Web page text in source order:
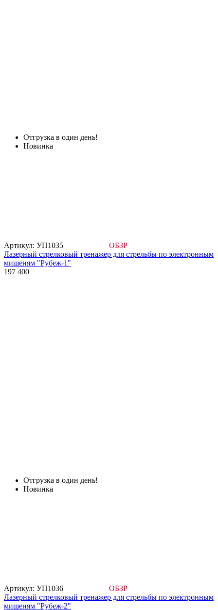
Отгрузка в один день!
Новинка
Артикул: УП1035
ОБЗР
Лазерный стрелковый тренажер для стрельбы по электронным
мишеням "Рубеж-1"
197 400
Отгрузка в один день!
Новинка
Артикул: УП1036
ОБЗР
Лазерный стрелковый тренажер для стрельбы по электронным
мишеням "Рубеж-2"